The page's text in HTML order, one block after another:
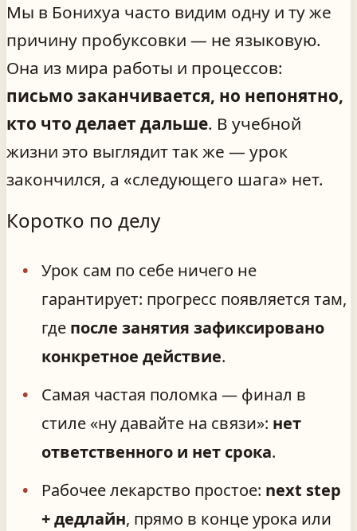
Мы в Бонихуа часто видим одну и ту же
причину пробуксовки — не языковую.
Она из мира работы и процессов:
письмо заканчивается, но непонятно,
кто что делает дальше. В учебной
жизни это выглядит так же — урок
закончился, а «следующего шага» нет.
Коротко по делу
Урок сам по себе ничего не
гарантирует: прогресс появляется там,
где после занятия зафиксировано
конкретное действие.
Самая частая поломка — финал в
стиле «ну давайте на связи»: нет
ответственного и нет срока.
Рабочее лекарство простое: next step
+ дедлайн, прямо в конце урока или